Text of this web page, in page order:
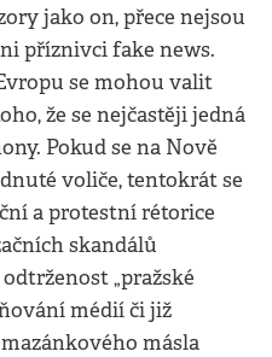
jako on, přece nejsou
příznivci fake news.
se mohou valit
že se nejčastěji jedná
Pokud se na Nově
voliče, tentokrát se
a protestní rétorice
skandálů
„pražské
médií či již
másla